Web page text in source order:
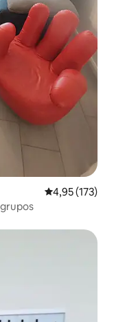
4,95 de uma
4,95 (173)